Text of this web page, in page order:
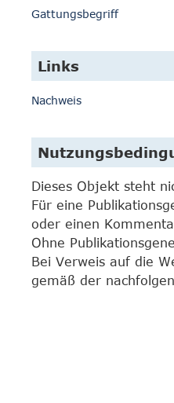
Gattungsbegriff
Links
Nachweis
Dieses Objekt steht
Für eine
oder einen
Ohne
Bei Verweis auf die
gemäß der